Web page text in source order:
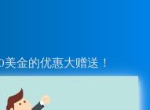
金的优惠大赠送！